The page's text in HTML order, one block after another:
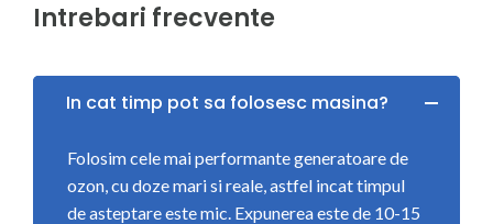
Intrebari frecvente
In cat timp pot sa folosesc masina?
Folosim cele mai performante generatoare de
ozon, cu doze mari si reale, astfel incat timpul
de asteptare este mic. Expunerea este de 10-15